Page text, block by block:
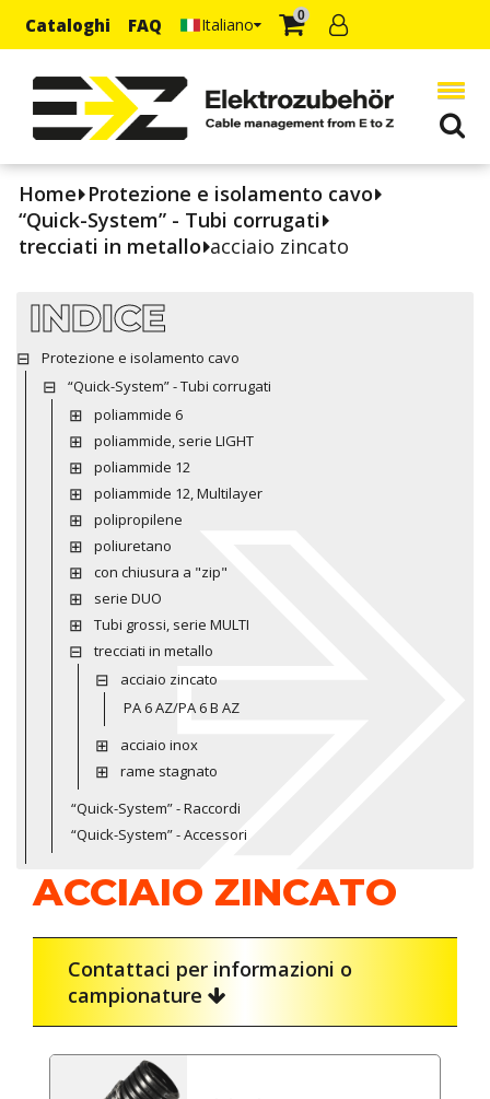
Cataloghi FAQ Italiano 0
Home Protezione e isolamento cavo
“Quick-System” - Tubi corrugati
trecciati in metallo acciaio zincato
INDICE
Protezione e isolamento cavo
“Quick-System” - Tubi corrugati
poliammide 6
poliammide, serie LIGHT
poliammide 12
poliammide 12, Multilayer
polipropilene
poliuretano
con chiusura a "zip"
serie DUO
Tubi grossi, serie MULTI
trecciati in metallo
acciaio zincato
PA 6 AZ/PA 6 B AZ
acciaio inox
rame stagnato
“Quick-System” - Raccordi
“Quick-System” - Accessori
ACCIAIO ZINCATO
Contattaci per informazioni o
campionature